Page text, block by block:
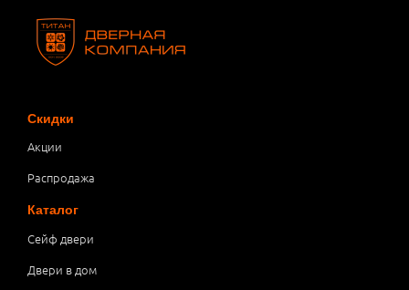
Скидки
Акции
Распродажа
Каталог
Сейф двери
Двери в дом